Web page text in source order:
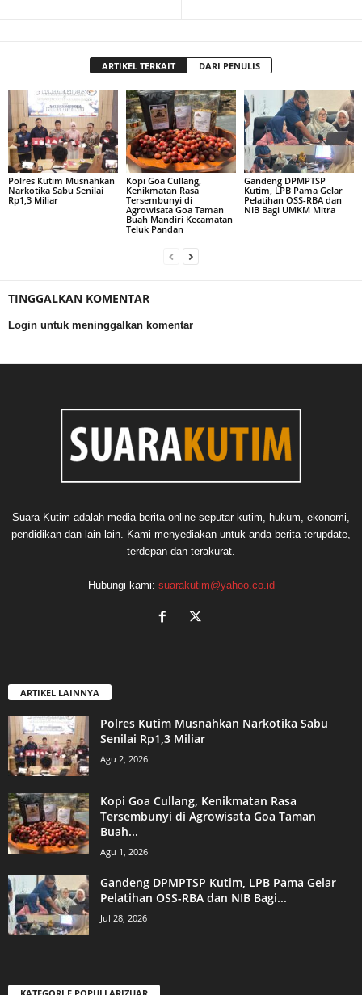
ARTIKEL TERKAIT DARI PENULIS
Polres Kutim Musnahkan
Narkotika Sabu Senilai
Rp1,3 Miliar
Kopi Goa Cullang,
Kenikmatan Rasa
Tersembunyi di
Agrowisata Goa Taman
Buah Mandiri Kecamatan
Teluk Pandan
Gandeng DPMPTSP
Kutim, LPB Pama Gelar
Pelatihan OSS-RBA dan
NIB Bagi UMKM Mitra
TINGGALKAN KOMENTAR
Login untuk meninggalkan komentar
Suara Kutim adalah media berita online seputar kutim, hukum, ekonomi,
pendidikan dan lain-lain. Kami menyediakan untuk anda berita terupdate,
terdepan dan terakurat.
Hubungi kami: suarakutim@yahoo.co.id
ARTIKEL LAINNYA
Polres Kutim Musnahkan Narkotika Sabu
Senilai Rp1,3 Miliar
Agu 2, 2026
Kopi Goa Cullang, Kenikmatan Rasa
Tersembunyi di Agrowisata Goa Taman
Buah...
Agu 1, 2026
Gandeng DPMPTSP Kutim, LPB Pama Gelar
Pelatihan OSS-RBA dan NIB Bagi...
Jul 28, 2026